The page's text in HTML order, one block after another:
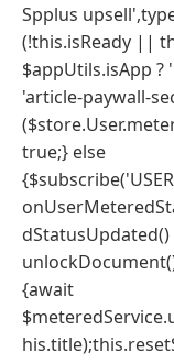
Spplus
(!this.isReady ||
$appUtils.isApp ?
'article-paywall-
true;} else
{await